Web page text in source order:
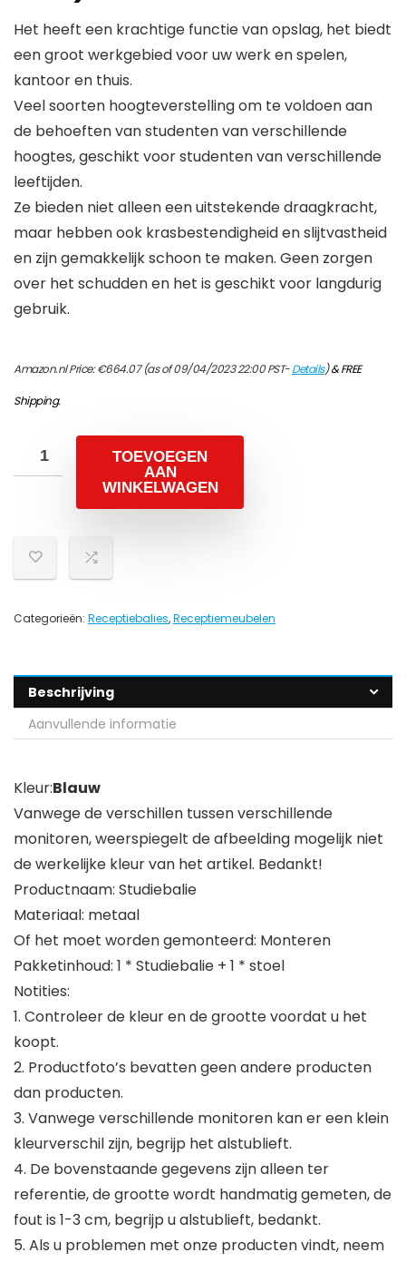
Het heeft een krachtige functie van opslag, het biedt
een groot werkgebied voor uw werk en spelen,
kantoor en thuis.
Veel soorten hoogteverstelling om te voldoen aan
de behoeften van studenten van verschillende
hoogtes, geschikt voor studenten van verschillende
leeftijden.
Ze bieden niet alleen een uitstekende draagkracht,
maar hebben ook krasbestendigheid en slijtvastheid
en zijn gemakkelijk schoon te maken. Geen zorgen
over het schudden en het is geschikt voor langdurig
gebruik.
Amazon.nl Price:€664.07(as of 09/04/2023 22:00 PST-Details)&FREE
Shipping.
TOEVOEGEN
AAN
WINKELWAGEN
Categorieën: Receptiebalies,Receptiemeubelen
Beschrijving
Aanvullende informatie
Kleur:Blauw
Vanwege de verschillen tussen verschillende
monitoren, weerspiegelt de afbeelding mogelijk niet
de werkelijke kleur van het artikel. Bedankt!
Productnaam: Studiebalie
Materiaal: metaal
Of het moet worden gemonteerd: Monteren
Pakketinhoud: 1 * Studiebalie + 1 * stoel
Notities:
1. Controleer de kleur en de grootte voordat u het
koopt.
2. Productfoto’s bevatten geen andere producten
dan producten.
3. Vanwege verschillende monitoren kan er een klein
kleurverschil zijn, begrijp het alstublieft.
4. De bovenstaande gegevens zijn alleen ter
referentie, de grootte wordt handmatig gemeten, de
fout is 1-3 cm, begrijp u alstublieft, bedankt.
5. Als u problemen met onze producten vindt, neem